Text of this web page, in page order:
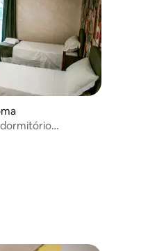
6 avaliações